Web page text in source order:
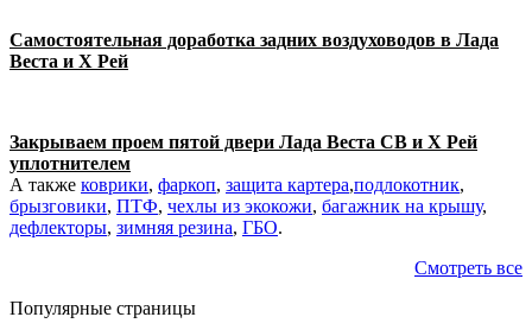
Самостоятельная доработка задних воздуховодов в Лада
Веста и Х Рей
Закрываем проем пятой двери Лада Веста СВ и Х Рей
уплотнителем
А также коврики, фаркоп, защита картера,подлокотник,
брызговики, ПТФ, чехлы из экокожи, багажник на крышу,
дефлекторы, зимняя резина, ГБО.
Смотреть все
Популярные страницы